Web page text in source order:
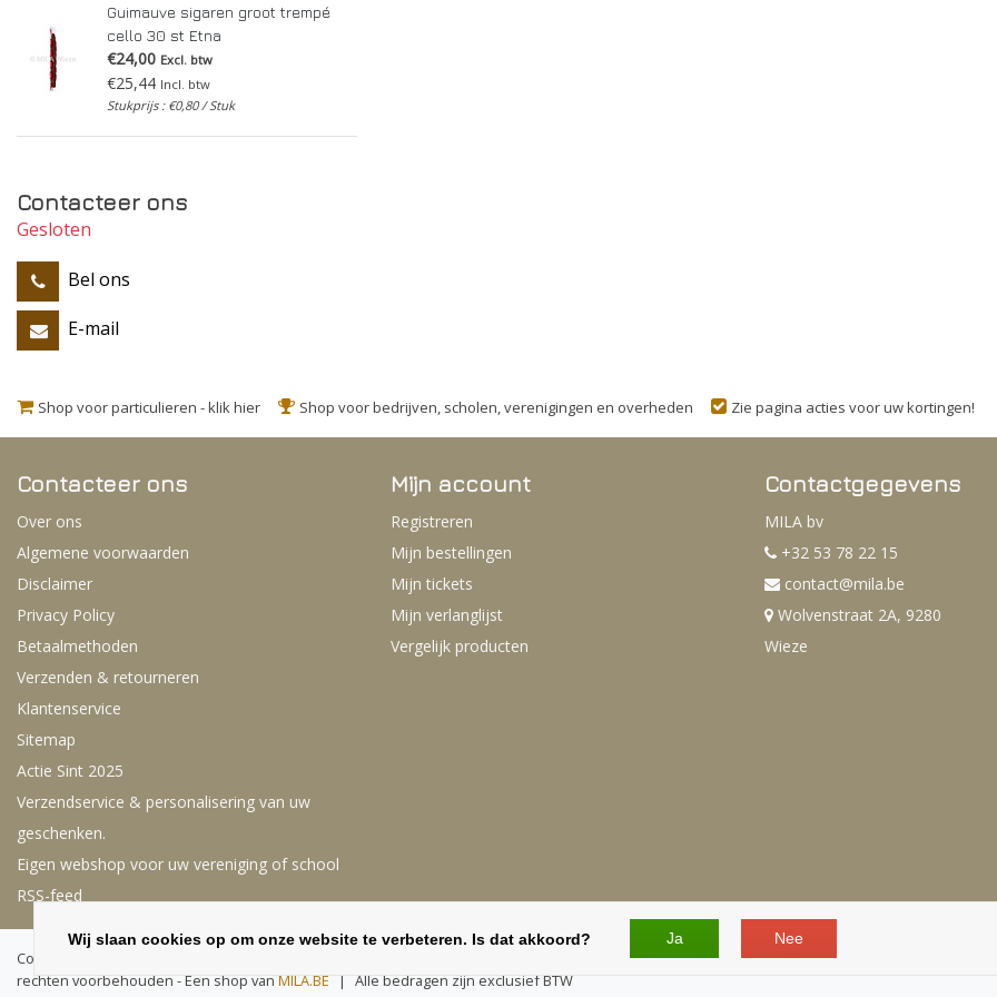
Guimauve sigaren groot trempé
cello 30 st Etna
€24,00 Excl. btw
€25,44 Incl. btw
Stukprijs : €0,80 / Stuk
Contacteer ons
Gesloten
Bel ons
E-mail
Shop voor particulieren - klik hier Shop voor bedrijven, scholen, verenigingen en overheden Zie pagina acties voor uw kortingen!
Contacteer ons
Over ons
Algemene voorwaarden
Disclaimer
Privacy Policy
Betaalmethoden
Verzenden & retourneren
Klantenservice
Sitemap
Actie Sint 2025
Verzendservice & personalisering van uw
geschenken.
Eigen webshop voor uw vereniging of school
RSS-feed
Mijn account
Registreren
Mijn bestellingen
Mijn tickets
Mijn verlanglijst
Vergelijk producten
Contactgegevens
MILA bv
+32 53 78 22 15
contact@mila.be
Wolvenstraat 2A, 9280
Wieze
Copyright © 2026 - Deze webshop is exclusief voor bedrijven, scholen, verenigingen en overheden. - Alle
rechten voorbehouden - Een shop van MILA.BE | Alle bedragen zijn exclusief BTW
Wij slaan cookies op om onze website te verbeteren. Is dat akkoord? Ja Nee